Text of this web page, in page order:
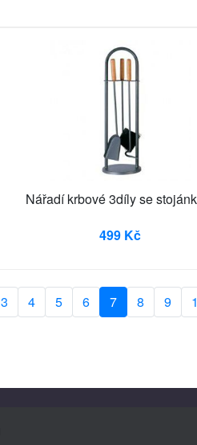
Nářadí krbové 3díly se
499 Kč
3 4 5 6 7 8 9